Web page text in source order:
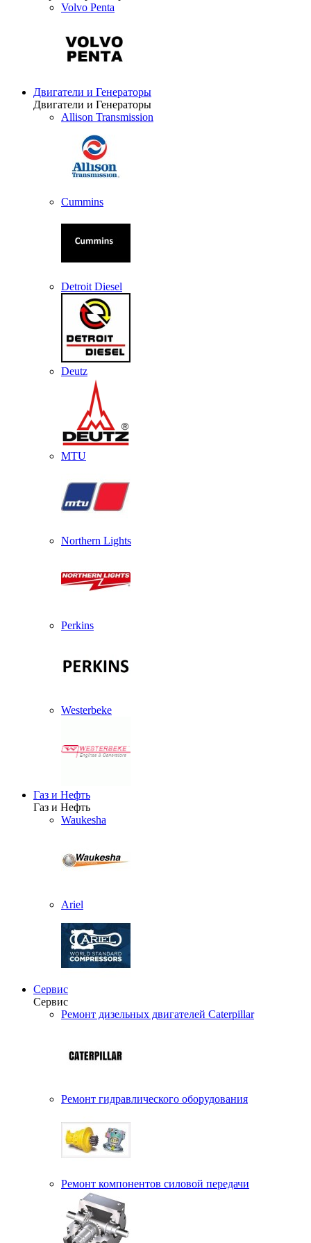
Volvo Penta
Двигатели и Генераторы
Двигатели и Генераторы
Allison Transmission
Cummins
Detroit Diesel
Deutz
MTU
Northern Lights
Perkins
Westerbeke
Газ и Нефть
Газ и Нефть
Waukesha
Ariel
Сервис
Сервис
Ремонт дизельных двигателей Caterpillar
Ремонт гидравлического оборудования
Ремонт компонентов силовой передачи